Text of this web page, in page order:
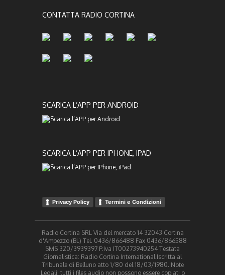
CONTATTA RADIO CORTINA
SCARICA L’APP PER ANDROID
SCARICA L’APP PER IPHONE, IPAD
Privacy Policy Termini e Condizioni
Radio Cortina SRL Via del mercato 14 32043 Cortina
d'Ampezzo (BL) Tel. 0436/866488 Fax 0436/866588
SMS 320/3939397 P.Iva IT00273940254 Testata
Giornalistica: Radio Cortina International Iscritta al
Tribunale di Belluno atto 1/80 del 18/03/1980. Note
Legali: tutti i files audio non possono essere copiati o